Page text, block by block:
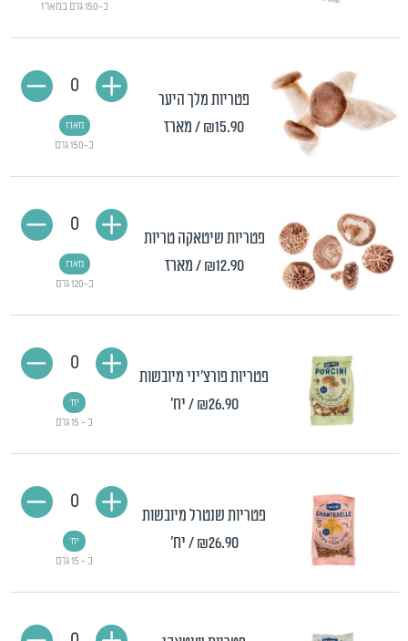
כ-150 גרם במארז
פטריות מלך היער
₪15.90/ מארז
כ-150 גרם
מארז
0
פטריות שיטאקה טריות
₪12.90 / מארז
כ-120 גרם
מארז
0
פטריות פורצ'יני מיובשות
₪26.90 / יח'
כ - 15 גרם
יח'
0
פטריות שנטרל מיובשות
₪26.90 / יח'
כ - 15 גרם
יח'
0